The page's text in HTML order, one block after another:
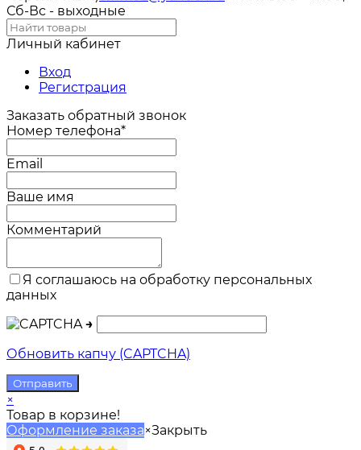
Сб-Вс - выходные
Личный кабинет
Вход
Регистрация
Заказать обратный звонок
Номер телефона*
Email
Ваше имя
Комментарий
Я соглашаюсь на обработку персональных
данных
→
Обновить капчу (CAPTCHA)
×
Товар в корзине!
Оформление заказа×Закрыть